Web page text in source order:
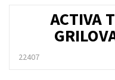
ACTIVA
22407